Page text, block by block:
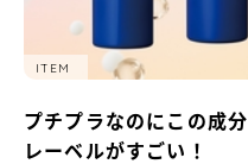
ITEM
プチプラなのにこの成分
レーベルがすごい！